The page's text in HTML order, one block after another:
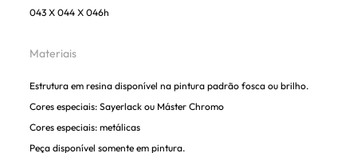
043 X 044 X 046h
Materiais
Estrutura em resina disponível na pintura padrão fosca ou brilho.
Cores especiais: Sayerlack ou Máster Chromo
Cores especiais: metálicas
Peça disponível somente em pintura.